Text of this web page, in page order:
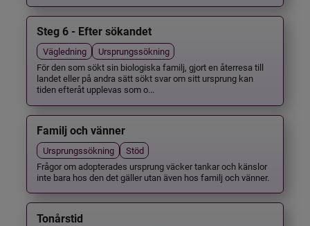
Steg 6 - Efter sökandet
Vägledning
Ursprungssökning
För den som sökt sin biologiska familj, gjort en återresa till
landet eller på andra sätt sökt svar om sitt ursprung kan
tiden efteråt upplevas som o...
Familj och vänner
Ursprungssökning
Stöd
Frågor om adopterades ursprung väcker tankar och känslor
inte bara hos den det gäller utan även hos familj och vänner.
Tonårstid